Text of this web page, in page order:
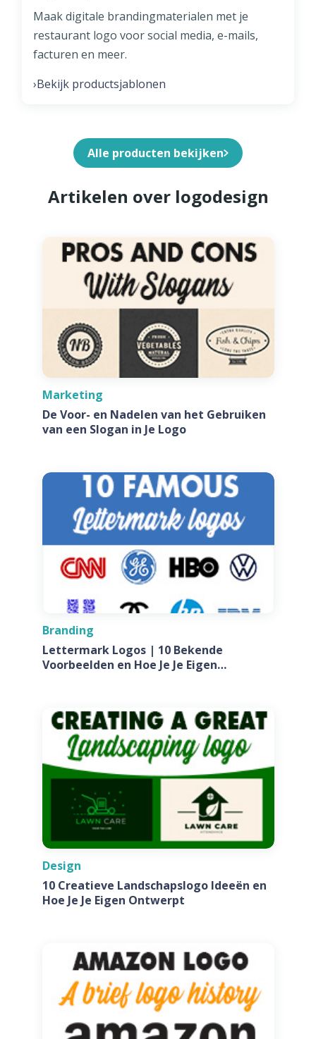
Maak digitale brandingmaterialen met je
restaurant logo voor social media, e-mails,
facturen en meer.
›Bekijk productsjablonen
Alle producten bekijken
Artikelen over logodesign
Marketing
De Voor- en Nadelen van het Gebruiken
van een Slogan in Je Logo
Branding
Lettermark Logos | 10 Bekende
Voorbeelden en Hoe Je Je Eigen
Design
10 Creatieve Landschapslogo Ideeën en
Hoe Je Je Eigen Ontwerpt